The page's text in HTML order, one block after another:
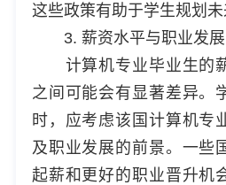
这些政策有助于学生规划未
3. 薪资水平与职业发展
计算机专业毕业生的
之间可能会有显著差异。
时，应考虑该国计算机专
及职业发展的前景。一些
起薪和更好的职业晋升机